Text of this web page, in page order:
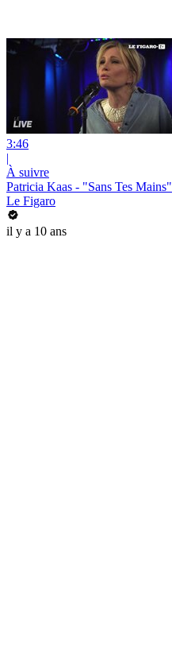
3:46
|
À suivre
Patricia Kaas - "Sans Tes Mains"
Le Figaro
il y a 10 ans